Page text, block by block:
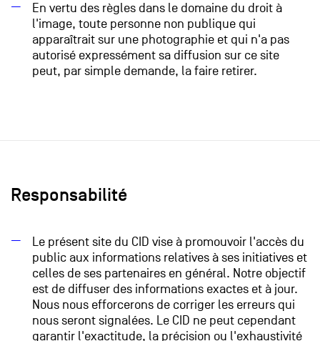
En vertu des règles dans le domaine du droit à
l'image, toute personne non publique qui
apparaîtrait sur une photographie et qui n'a pas
autorisé expressément sa diffusion sur ce site
peut, par simple demande, la faire retirer.
Responsabilité
Le présent site du CID vise à promouvoir l'accès du
public aux informations relatives à ses initiatives et
celles de ses partenaires en général. Notre objectif
est de diffuser des informations exactes et à jour.
Nous nous efforcerons de corriger les erreurs qui
nous seront signalées. Le CID ne peut cependant
garantir l'exactitude, la précision ou l'exhaustivité